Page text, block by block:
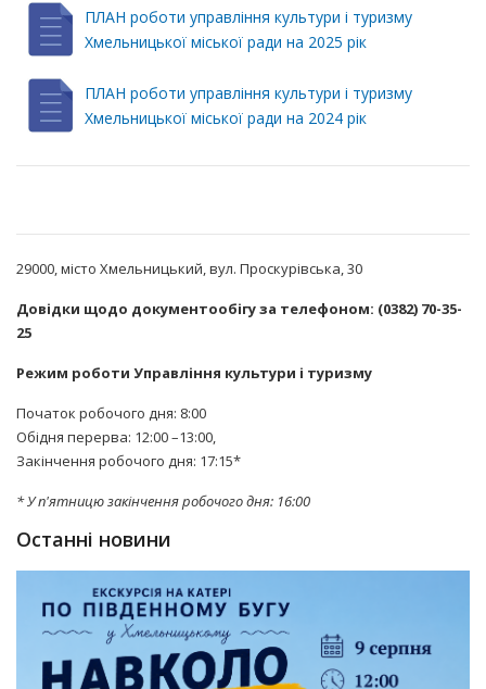
ПЛАН роботи управління культури і туризму
Хмельницької міської ради на 2025 рік
ПЛАН роботи управління культури і туризму
Хмельницької міської ради на 2024 рік
29000, місто Хмельницький, вул. Проскурівська, 30
Довідки щодо документообігу за телефоном: (0382) 70-35-
25
Режим роботи Управління культури і туризму
Початок робочого дня: 8:00
Обідня перерва: 12:00 –13:00,
Закінчення робочого дня: 17:15*
* У п'ятницю закінчення робочого дня: 16:00
Останні новини